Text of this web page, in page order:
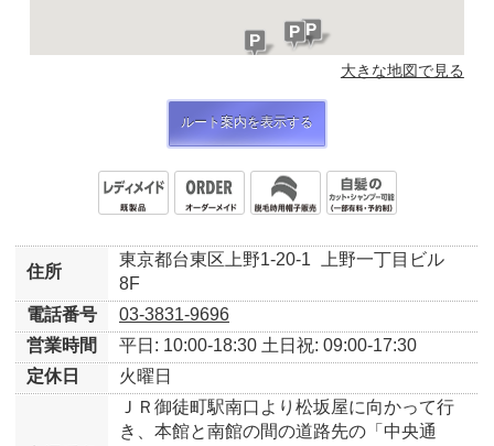
大きな地図で見る
ルート案内を表示する
住所
東京都台東区上野1-20-1
上野一丁目ビル
8F
電話番号
03-3831-9696
営業時間
平日: 10:00-18:30 土日祝: 09:00-17:30
定休日
火曜日
ＪＲ御徒町駅南口より松坂屋に向かって行
き、本館と南館の間の道路先の「中央通